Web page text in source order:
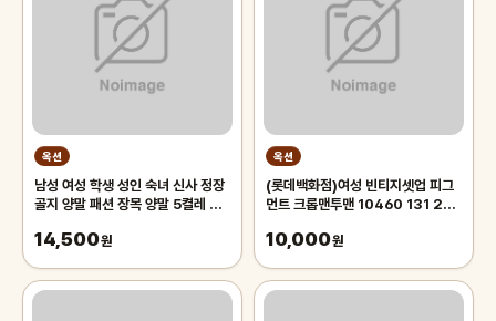
옥션
남성 여성 학생 성인 숙녀 신사 정장
골지 양말 패션 장목 양말 5켤레 세
14,500원
옥션
(롯데백화점)여성 빈티지셋업 피그
먼트 크롭맨투맨 10460 131 256
10,000원